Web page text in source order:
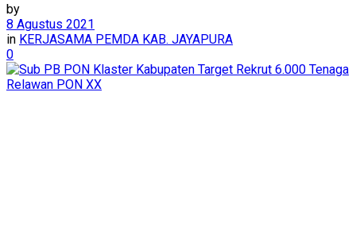
by
8 Agustus 2021
in KERJASAMA PEMDA KAB. JAYAPURA
0